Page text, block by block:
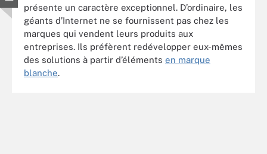
présente un caractère exceptionnel. D’ordinaire, les
géants d’Internet ne se fournissent pas chez les
marques qui vendent leurs produits aux
entreprises. Ils préfèrent redévelopper eux-mêmes
des solutions à partir d’éléments en marque
blanche.